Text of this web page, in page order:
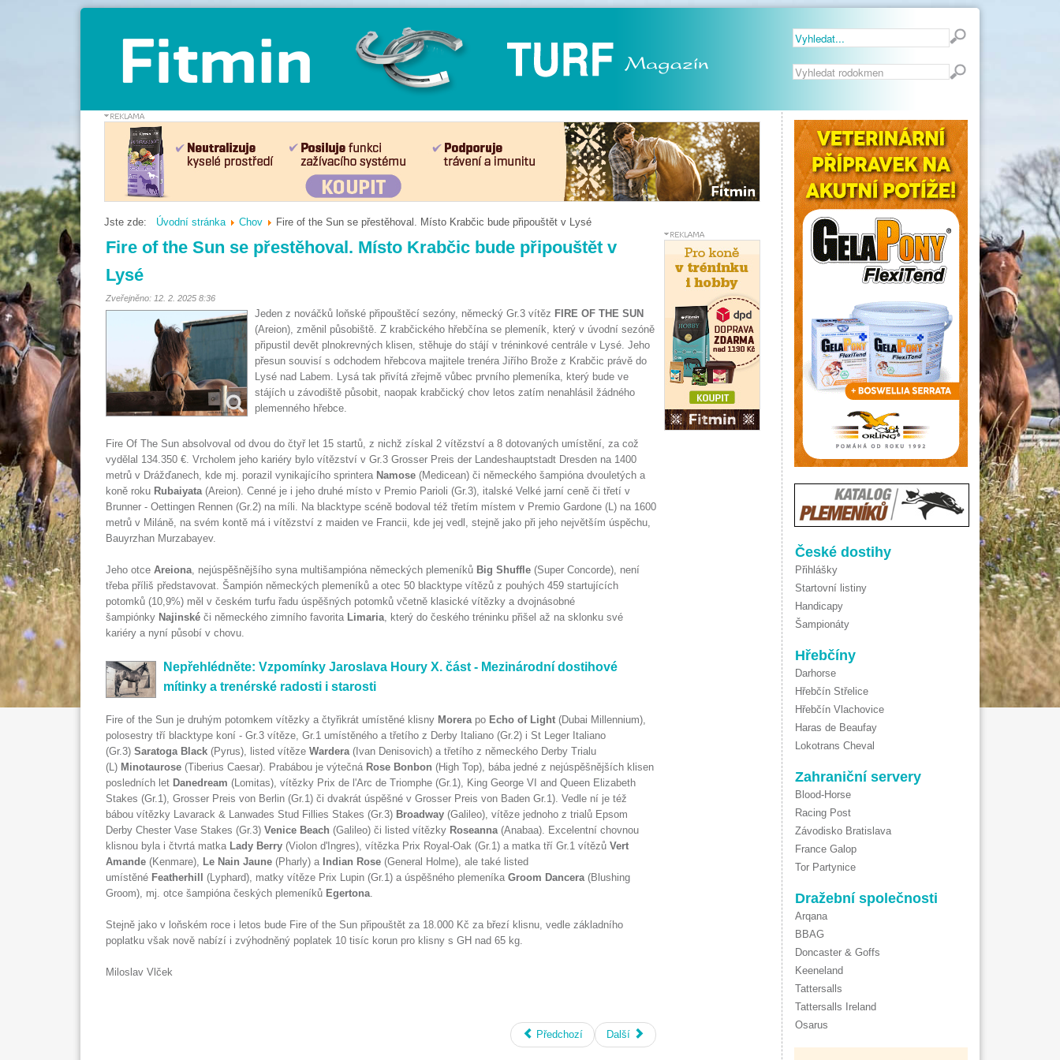
Vyhledávání...
České dostihy
Přihlášky
Startovní listiny
Handicapy
Šampionáty
Hřebčíny
Darhorse
Hřebčín Střelice
Hřebčín Vlachovice
Haras de Beaufay
Lokotrans Cheval
Zahraniční servery
Blood-Horse
Racing Post
Závodisko Bratislava
France Galop
Tor Partynice
Dražební společnosti
Arqana
BBAG
Doncaster & Goffs
Keeneland
Tattersalls
Tattersalls Ireland
Osarus
Jste zde: Úvodní stránka Chov Fire of the Sun se přestěhoval. Místo Krabčic bude připouštět v Lysé
Fire of the Sun se přestěhoval. Místo Krabčic bude připouštět v
Lysé
Zveřejněno: 12. 2. 2025 8:36
Jeden z nováčků loňské připouštěcí sezóny, německý Gr.3 vítěz FIRE OF THE SUN
(Areion), změnil působiště. Z krabčického hřebčína se plemeník, který v úvodní sezóně
připustil devět plnokrevných klisen, stěhuje do stájí v tréninkové centrále v Lysé. Jeho
přesun souvisí s odchodem hřebcova majitele trenéra Jiřího Brože z Krabčic právě do
Lysé nad Labem. Lysá tak přivítá zřejmě vůbec prvního plemeníka, který bude ve
stájích u závodiště působit, naopak krabčický chov letos zatím nenahlásil žádného
plemenného hřebce.
Fire Of The Sun absolvoval od dvou do čtyř let 15 startů, z nichž získal 2 vítězství a 8 dotovaných umístění, za což
vydělal 134.350 €. Vrcholem jeho kariéry bylo vítězství v Gr.3 Grosser Preis der Landeshauptstadt Dresden na 1400
metrů v Drážďanech, kde mj. porazil vynikajícího sprintera Namose (Medicean) či německého šampióna dvouletých a
koně roku Rubaiyata(Areion). Cenné je i jeho druhé místo v Premio Parioli (Gr.3), italské Velké jarní ceně či třetí v
Brunner - Oettingen Rennen (Gr.2) na míli. Na blacktype scéně bodoval též třetím místem v Premio Gardone (L) na 1600
metrů v Miláně, na svém kontě má i vítězství z maiden ve Francii, kde jej vedl, stejně jako při jeho největším úspěchu,
Bauyrzhan Murzabayev.
Jeho otce Areiona, nejúspěšnějšího syna multišampióna německých plemeníků Big Shuffle (Super Concorde), není
třeba příliš představovat. Šampión německých plemeníků a otec 50 blacktype vítězů z pouhých 459 startujících
potomků (10,9%) měl v českém turfu řadu úspěšných potomků včetně klasické vítězky a dvojnásobné
šampiónky Najinské či německého zimního favorita Limaria, který do českého tréninku přišel až na sklonku své
kariéry a nyní působí v chovu.
Nepřehlédněte: Vzpomínky Jaroslava Houry X. část - Mezinárodní dostihové
mítinky a trenérské radosti i starosti
Fire of the Sun je druhým potomkem vítězky a čtyřikrát umístěné klisny Morerapo Echo of Light (Dubai Millennium),
polosestry tří blacktype koní - Gr.3 vítěze, Gr.1 umístěného a třetího z Derby Italiano (Gr.2) i St Leger Italiano
(Gr.3) Saratoga Black (Pyrus), listed vítěze Wardera(Ivan Denisovich) a třetího z německého Derby Trialu
(L) Minotaurose (Tiberius Caesar). Prabábou je výtečná Rose Bonbon (High Top), bába jedné z nejúspěšnějších klisen
posledních let Danedream (Lomitas), vítězky Prix de l'Arc de Triomphe (Gr.1), King George VI and Queen Elizabeth
Stakes (Gr.1), Grosser Preis von Berlin (Gr.1) či dvakrát úspěšné v Grosser Preis von Baden Gr.1). Vedle ní je též
bábou vítězky Lavarack & Lanwades Stud Fillies Stakes (Gr.3) Broadway (Galileo), vítěze jednoho z trialů Epsom
Derby Chester Vase Stakes (Gr.3) Venice Beach (Galileo) či listed vítězky Roseanna(Anabaa). Excelentní chovnou
klisnou byla i čtvrtá matka Lady Berry (Violon d'Ingres), vítězka Prix Royal-Oak (Gr.1) a matka tří Gr.1 vítězů Vert
Amande (Kenmare), Le Nain Jaune (Pharly) a Indian Rose (General Holme), ale také listed
umístěné Featherhill (Lyphard), matky vítěze Prix Lupin (Gr.1) a úspěšného plemeníka Groom Dancera(Blushing
Groom), mj. otce šampióna českých plemeníků Egertona.
Stejně jako v loňském roce i letos bude Fire of the Sun připouštět za 18.000 Kč za březí klisnu, vedle základního
poplatku však nově nabízí i zvýhodněný poplatek 10 tisíc korun pro klisny s GH nad 65 kg.
Miloslav Vlček
Předchozí Další